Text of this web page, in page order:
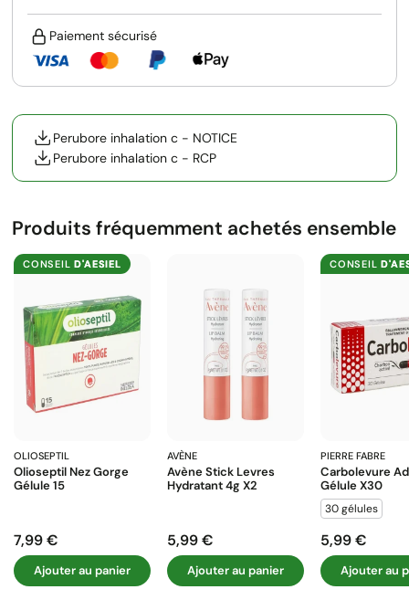
Paiement sécurisé
Perubore inhalation c - NOTICE
Perubore inhalation c - RCP
Produits fréquemment achetés ensemble
CONSEILD'AESIEL
OLIOSEPTIL
Olioseptil Nez Gorge
Gélule 15
Prix
7,99 €
Ajouter au panier
AVÈNE
Avène Stick Levres
Hydratant 4g X2
Prix
5,99 €
Ajouter au panier
CONSEIL
PIERRE FABRE
Carbolevure
Gélule X30
30 gélules
Prix
5,99 €
Ajouter au